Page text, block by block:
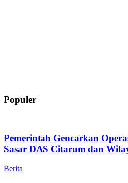
Populer
Pemerintah Gencarkan
Sasar DAS Citarum dan
Berita